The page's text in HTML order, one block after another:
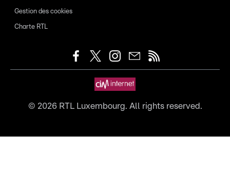
Gestion des cookies
Charte RTL
© 2026RTL Luxembourg. All rights reserved.